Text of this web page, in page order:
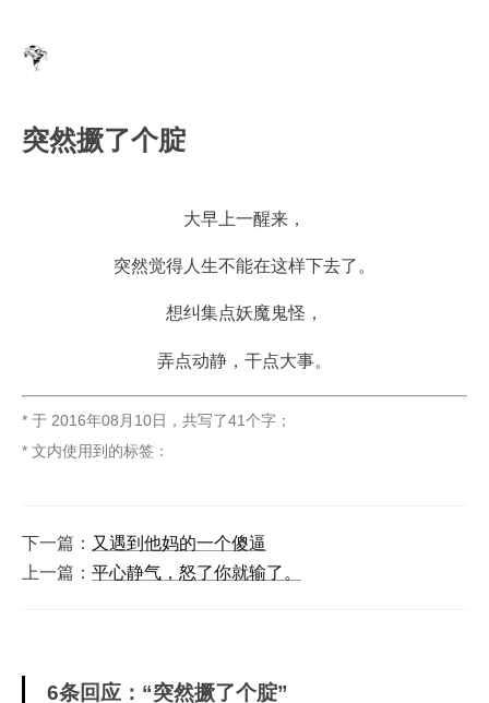
突然撅了个腚
大早上一醒来，
突然觉得人生不能在这样下去了。
想纠集点妖魔鬼怪，
弄点动静，干点大事。
* 于 2016年08月10日 ， 共写了41个字 ；
* 文内使用到的标签：
下一篇： 又遇到他妈的一个傻逼
上一篇： 平心静气，怒了你就输了。
6条回应：“突然撅了个腚”